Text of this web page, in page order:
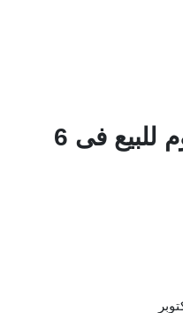
بسعر لقطة اوضة نوم للبيع فى 6